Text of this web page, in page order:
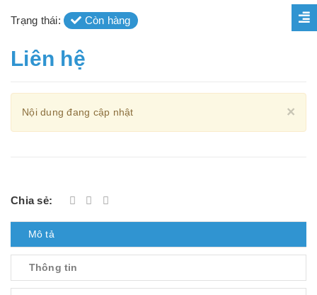
Trạng thái: Còn hàng
Liên hệ
×
Nội dung đang cập nhật
Chia sẻ:
Mô tả
Thông tin